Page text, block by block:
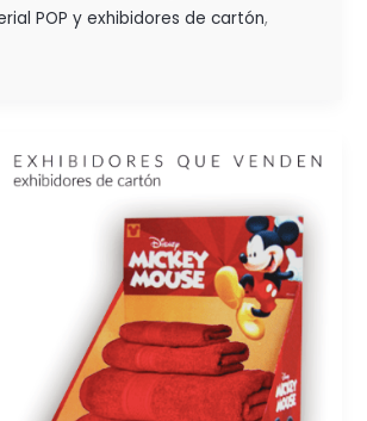
POP y exhibidores de cartón,